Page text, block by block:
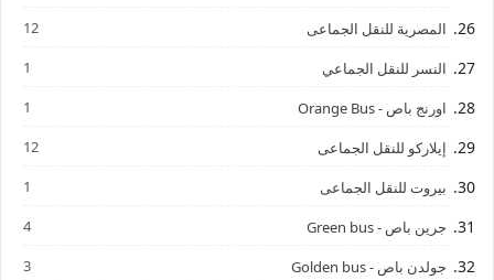
المصرية للنقل الجماعى 12
النسر للنقل الجماعي 1
اورنج باص - Orange Bus 1
إيلاركو للنقل الجماعى 12
بيروت للنقل الجماعى 1
جرين باص - Green bus 4
جولدن باص - Golden bus 3